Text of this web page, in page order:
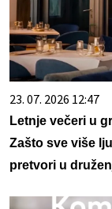
23. 07. 2026 12:47
Letnje večeri u
Zašto sve više
pretvori u